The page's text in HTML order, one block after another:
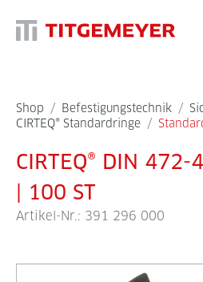
Shop / Befestigungstechnik /
CIRTEQ® Standardringe /
CIRTEQ® DIN
| 100 ST
Artikel-Nr.: 391 296 000